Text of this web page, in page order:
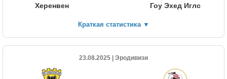
Херенвен Гоу Эхед Иглс
Краткая статистика ▼
23.08.2025 | Эродивизи